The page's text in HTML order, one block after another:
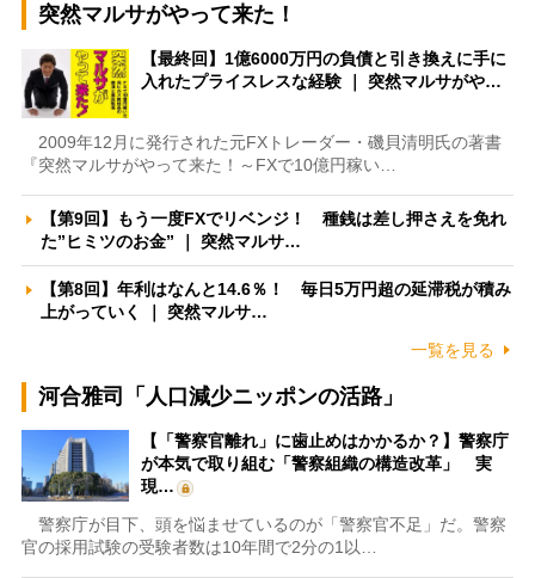
突然マルサがやって来た！
【最終回】1億6000万円の負債と引き換えに手に
入れたプライスレスな経験 ｜ 突然マルサがや…
2009年12月に発行された元FXトレーダー・磯貝清明氏の著書
『突然マルサがやって来た！～FXで10億円稼い…
【第9回】もう一度FXでリベンジ！ 種銭は差し押さえを免れ
た”ヒミツのお金” ｜ 突然マルサ…
【第8回】年利はなんと14.6％！ 毎日5万円超の延滞税が積み
上がっていく ｜ 突然マルサ…
一覧を見る
河合雅司「人口減少ニッポンの活路」
【「警察官離れ」に歯止めはかかるか？】警察庁
が本気で取り組む「警察組織の構造改革」 実
現…
警察庁が目下、頭を悩ませているのが「警察官不足」だ。警察
官の採用試験の受験者数は10年間で2分の1以…